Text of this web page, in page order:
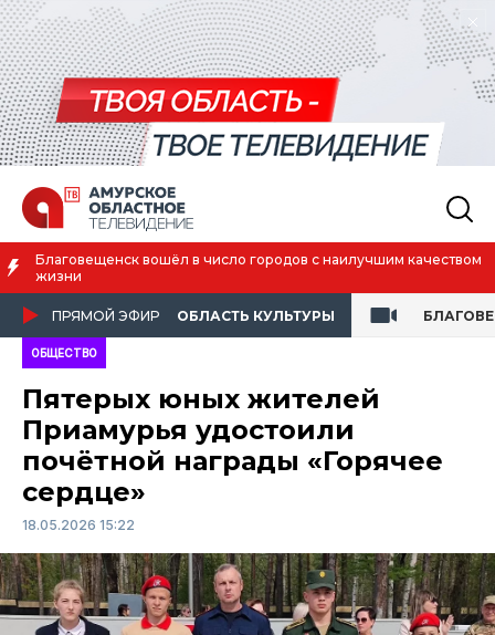
Благовещенск вошёл в число городов с наилучшим качеством
жизни
ПРЯМОЙ ЭФИР ОБЛАСТЬ КУЛЬТУРЫ
ОБЩЕСТВО
Пятерых юных жителей
Приамурья удостоили
почётной награды «Горячее
сердце»
18.05.2026 15:22